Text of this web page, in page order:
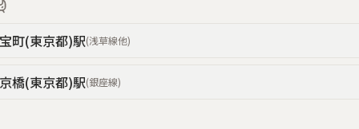
宝町(東京都)駅(浅草線他)
京橋(東京都)駅(銀座線)